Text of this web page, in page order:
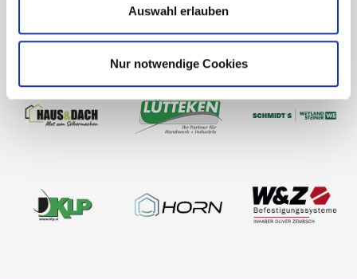
Auswahl erlauben
Nur notwendige Cookies